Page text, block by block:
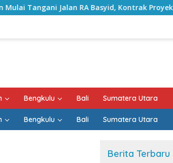
RA Basyid, Kontrak Proyek Sudah Rampung
Bengkulu Bali Sumatera Utara
Bengkulu Bali Sumatera Utara
Berita Terbaru